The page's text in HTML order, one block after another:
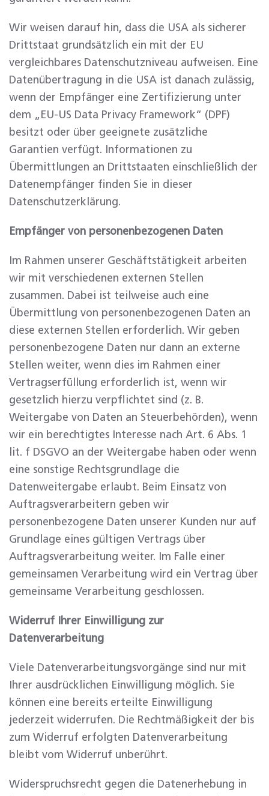
Wir weisen darauf hin, dass die USA als sicherer
Drittstaat grundsätzlich ein mit der EU
vergleichbares Datenschutzniveau aufweisen. Eine
Datenübertragung in die USA ist danach zulässig,
wenn der Empfänger eine Zertifizierung unter
dem „EU-US Data Privacy Framework“ (DPF)
besitzt oder über geeignete zusätzliche
Garantien verfügt. Informationen zu
Übermittlungen an Drittstaaten einschließlich der
Datenempfänger finden Sie in dieser
Datenschutzerklärung.
Empfänger von personenbezogenen Daten
Im Rahmen unserer Geschäftstätigkeit arbeiten
wir mit verschiedenen externen Stellen
zusammen. Dabei ist teilweise auch eine
Übermittlung von personenbezogenen Daten an
diese externen Stellen erforderlich. Wir geben
personenbezogene Daten nur dann an externe
Stellen weiter, wenn dies im Rahmen einer
Vertragserfüllung erforderlich ist, wenn wir
gesetzlich hierzu verpflichtet sind (z. B.
Weitergabe von Daten an Steuerbehörden), wenn
wir ein berechtigtes Interesse nach Art. 6 Abs. 1
lit. f DSGVO an der Weitergabe haben oder wenn
eine sonstige Rechtsgrundlage die
Datenweitergabe erlaubt. Beim Einsatz von
Auftragsverarbeitern geben wir
personenbezogene Daten unserer Kunden nur auf
Grundlage eines gültigen Vertrags über
Auftragsverarbeitung weiter. Im Falle einer
gemeinsamen Verarbeitung wird ein Vertrag über
gemeinsame Verarbeitung geschlossen.
Widerruf Ihrer Einwilligung zur
Datenverarbeitung
Viele Datenverarbeitungsvorgänge sind nur mit
Ihrer ausdrücklichen Einwilligung möglich. Sie
können eine bereits erteilte Einwilligung
jederzeit widerrufen. Die Rechtmäßigkeit der bis
zum Widerruf erfolgten Datenverarbeitung
bleibt vom Widerruf unberührt.
Widerspruchsrecht gegen die Datenerhebung in